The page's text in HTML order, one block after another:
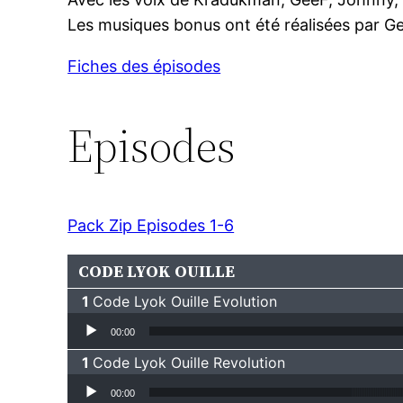
Les musiques bonus ont été réalisées par
Fiches des épisodes
Episodes
Pack Zip Episodes 1-6
CODE LYOK OUILLE
Code Lyok Ouille Evolution
Lecteur audio
00:00
Code Lyok Ouille Revolution
Lecteur audio
00:00